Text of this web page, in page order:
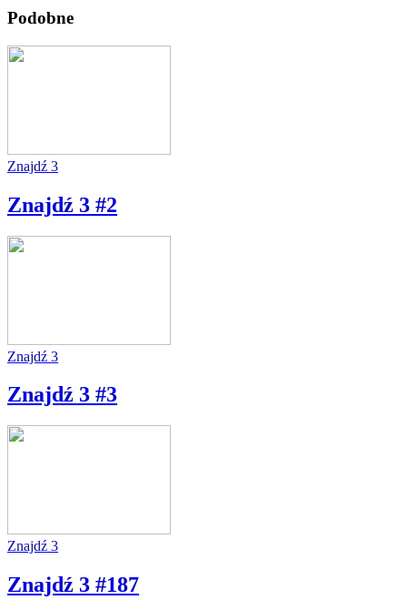
Podobne
Znajdź 3
Znajdź 3 #2
Znajdź 3
Znajdź 3 #3
Znajdź 3
Znajdź 3 #187